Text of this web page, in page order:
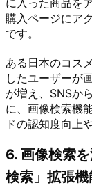
購入ページにア
です。
ある日本のコス
したユーザーが
が増え、SNSか
に、画像検索機
ドの認知度向上
6. 画像検索
検索」拡張機